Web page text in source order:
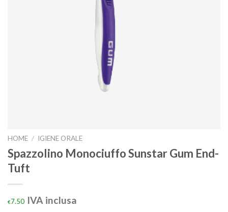
HOME / IGIENE ORALE
Spazzolino Monociuffo Sunstar Gum End-
Tuft
€7.50 IVA inclusa